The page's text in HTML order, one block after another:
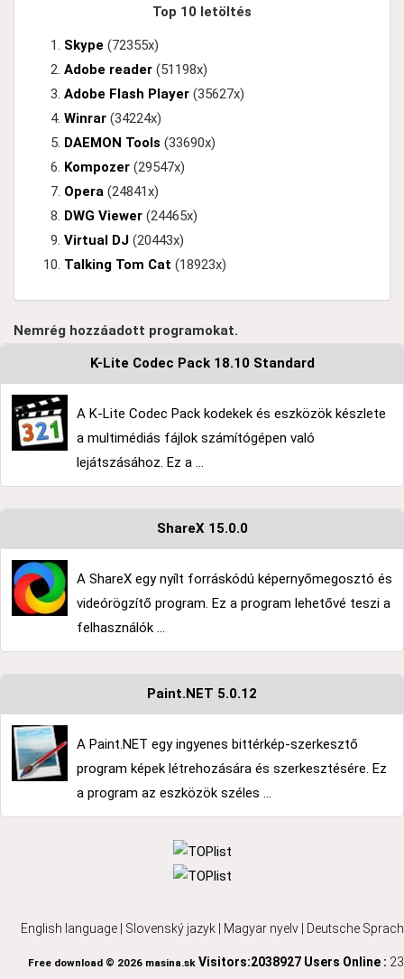
Top 10 letöltés
Skype (72355x)
Adobe reader (51198x)
Adobe Flash Player (35627x)
Winrar (34224x)
DAEMON Tools (33690x)
Kompozer (29547x)
Opera (24841x)
DWG Viewer (24465x)
Virtual DJ (20443x)
Talking Tom Cat (18923x)
Nemrég hozzáadott programokat.
K-Lite Codec Pack 18.10 Standard
A K-Lite Codec Pack kodekek és eszközök készlete
a multimédiás fájlok számítógépen való
lejátszásához. Ez a ...
ShareX 15.0.0
A ShareX egy nyílt forráskódú képernyőmegosztó és
videórögzítő program. Ez a program lehetővé teszi a
felhasználók ...
Paint.NET 5.0.12
A Paint.NET egy ingyenes bittérkép-szerkesztő
program képek létrehozására és szerkesztésére. Ez
a program az eszközök széles ...
English language Slovenský jazyk Magyar nyelv Deutsche
Free download © 2026 masina.skVisitors:2038927 Users Online : 23